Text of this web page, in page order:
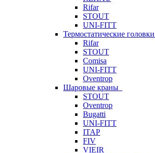
Rifar
STOUT
UNI-FITT
Термостатические головки
Rifar
STOUT
Comisa
UNI-FITT
Oventrop
Шаровые краны
STOUT
Oventrop
Bugatti
UNI-FITT
ITAP
FIV
VIEIR